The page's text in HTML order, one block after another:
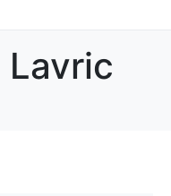
Lavric